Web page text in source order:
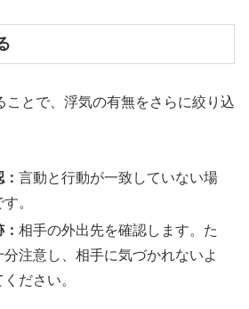
ことで、浮気の有無をさらに絞り込
：言動と行動が一致していない場
。
：相手の外出先を確認します。た
注意し、相手に気づかれないよ
ださい。